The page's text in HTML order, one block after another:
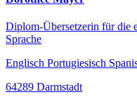
Diplom-Übersetzerin für die
Sprache
Englisch Portugiesisch
64289 Darmstadt